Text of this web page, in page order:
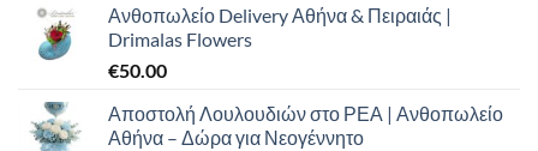
Ανθοπωλείο Delivery Αθήνα & Πειραιάς |
Drimalas Flowers
€50.00
Αποστολή Λουλουδιών στο ΡΕΑ | Ανθοπωλείο
Αθήνα – Δώρα για Νεογέννητο